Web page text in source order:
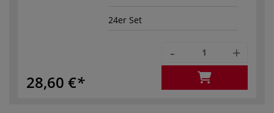
24er Set
28,60 €
- +